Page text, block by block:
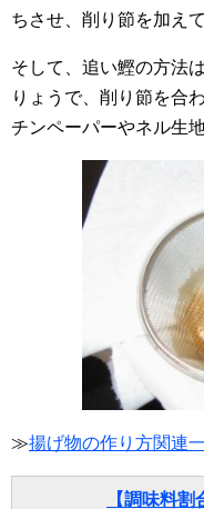
ちさせ、削り節を加え
そして、追い鰹の方法
りょうで、削り節を合
チンペーパーやネル生
≫揚げ物の作り方関連
【調味料